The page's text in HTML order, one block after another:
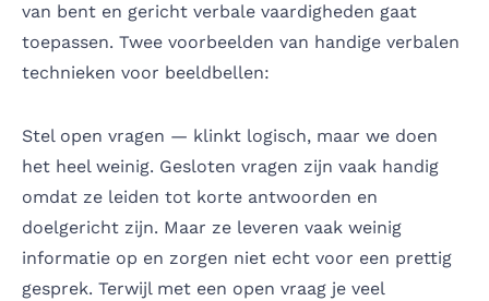
van bent en gericht verbale vaardigheden gaat
toepassen. Twee voorbeelden van handige verbalen
technieken voor beeldbellen:
Stel open vragen — klinkt logisch, maar we doen
het heel weinig. Gesloten vragen zijn vaak handig
omdat ze leiden tot korte antwoorden en
doelgericht zijn. Maar ze leveren vaak weinig
informatie op en zorgen niet echt voor een prettig
gesprek. Terwijl met een open vraag je veel